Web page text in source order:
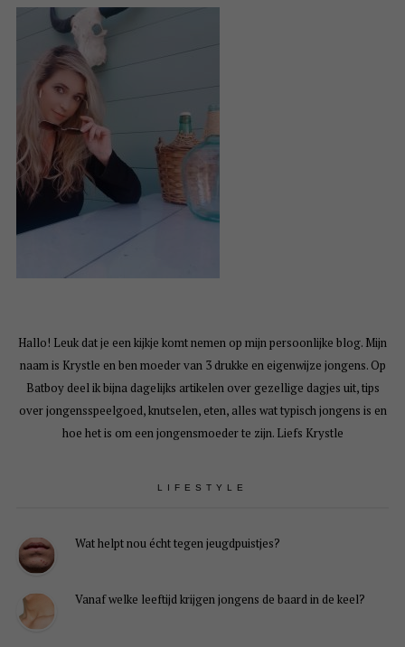
Hallo! Leuk dat je een kijkje komt nemen op mijn persoonlijke blog. Mijn
naam is Krystle en ben moeder van 3 drukke en eigenwijze jongens. Op
Batboy deel ik bijna dagelijks artikelen over gezellige dagjes uit, tips
over jongensspeelgoed, knutselen, eten, alles wat typisch jongens is en
hoe het is om een jongensmoeder te zijn. Liefs Krystle
LIFESTYLE
Wat helpt nou écht tegen jeugdpuistjes?
Vanaf welke leeftijd krijgen jongens de baard in de keel?